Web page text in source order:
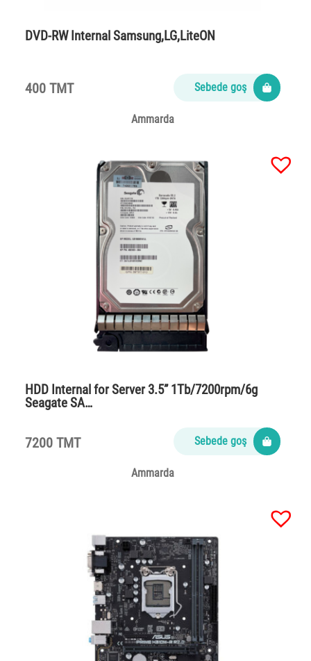
DVD-RW Internal Samsung,LG,LiteON
400 TMT Sebede goş
Ammarda
HDD Internal for Server 3.5” 1Tb/7200rpm/6g
Seagate SA…
7200 TMT Sebede goş
Ammarda